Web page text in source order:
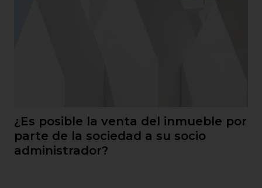
¿Es posible la venta del inmueble por
parte de la sociedad a su socio
administrador?